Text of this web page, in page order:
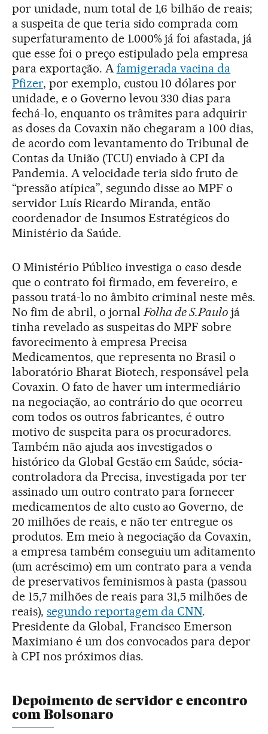
por unidade, num total de 1,6 bilhão de reais;
a suspeita de que teria sido comprada com
superfaturamento de 1.000% já foi afastada, já
que esse foi o preço estipulado pela empresa
para exportação. A famigerada vacina da
Pfizer, por exemplo, custou 10 dólares por
unidade, e o Governo levou 330 dias para
fechá-lo, enquanto os trâmites para adquirir
as doses da Covaxin não chegaram a 100 dias,
de acordo com levantamento do Tribunal de
Contas da União (TCU) enviado à CPI da
Pandemia. A velocidade teria sido fruto de
“pressão atípica”, segundo disse ao MPF o
servidor Luís Ricardo Miranda, então
coordenador de Insumos Estratégicos do
Ministério da Saúde.
O Ministério Público investiga o caso desde
que o contrato foi firmado, em fevereiro, e
passou tratá-lo no âmbito criminal neste mês.
No fim de abril, o jornal Folha de S.Paulo já
tinha revelado as suspeitas do MPF sobre
favorecimento à empresa Precisa
Medicamentos, que representa no Brasil o
laboratório Bharat Biotech, responsável pela
Covaxin. O fato de haver um intermediário
na negociação, ao contrário do que ocorreu
com todos os outros fabricantes, é outro
motivo de suspeita para os procuradores.
Também não ajuda aos investigados o
histórico da Global Gestão em Saúde, sócia-
controladora da Precisa, investigada por ter
assinado um outro contrato para fornecer
medicamentos de alto custo ao Governo, de
20 milhões de reais, e não ter entregue os
produtos. Em meio à negociação da Covaxin,
a empresa também conseguiu um aditamento
(um acréscimo) em um contrato para a venda
de preservativos feminismos à pasta (passou
de 15,7 milhões de reais para 31,5 milhões de
reais), segundo reportagem da CNN.
Presidente da Global, Francisco Emerson
Maximiano é um dos convocados para depor
à CPI nos próximos dias.
Depoimento de servidor e encontro
com Bolsonaro